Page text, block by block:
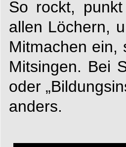
So rockt,
allen Löchern,
Mitmachen ein,
Mitsingen. Bei
oder
anders.